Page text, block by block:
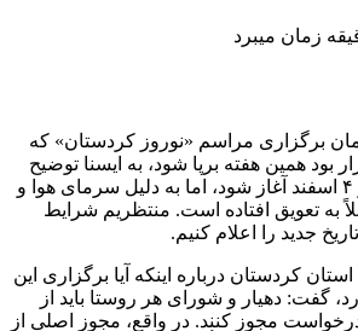
برگزاری مراسم «نوروز کردستان» که
بود همین هفته برپا شود، به ایسنا توضیح
داد: قرار بود مراسم از ۴ اسفند آغاز شود، اما به دلیل سرمای هوا و
به تعویق افتاده است. منتظریم شرایط
جدید را اعلام کنیم.
کردستان درباره اینکه آیا برگزاری این
گفت: دهیار و شورای هر روستا باید از
مجوز کنند. در واقع، مجوز اصلی از